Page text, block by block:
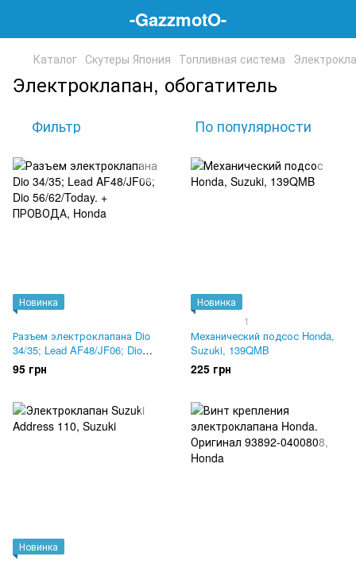
-GazzmotO-
Каталог Скутеры Япония Топливная система
Электроклапан, обогатитель
Фильтр По популярности
Новинка
Разъем электроклапана Dio
34/35; Lead AF48/JF06; Dio
56/62/Today. + ПРОВОДА
95 грн
Новинка
1
Механический подсос Honda,
Suzuki, 139QMB
225 грн
Новинка